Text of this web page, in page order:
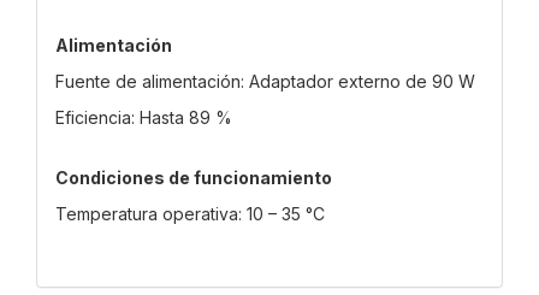
Alimentación
Fuente de alimentación: Adaptador externo de 90 W
Eficiencia: Hasta 89 %
Condiciones de funcionamiento
Temperatura operativa: 10 – 35 °C